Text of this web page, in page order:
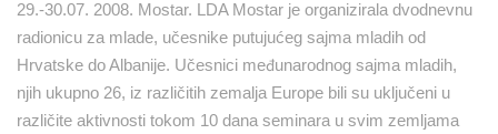
29.-30.07. 2008. Mostar. LDA Mostar je organizirala dvodnevnu
radionicu za mlade, učesnike putujućeg sajma mladih od
Hrvatske do Albanije. Učesnici međunarodnog sajma mladih,
njih ukupno 26, iz različitih zemalja Europe bili su uključeni u
različite aktivnosti tokom 10 dana seminara u svim zemljama